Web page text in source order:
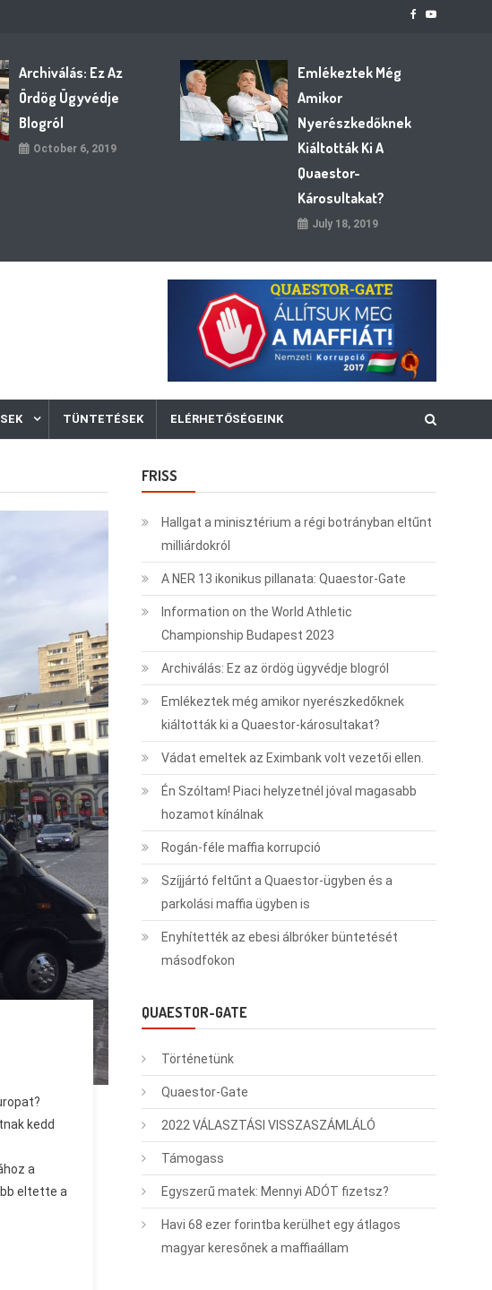
Archiválás: Ez Az
Ördög Ügyvédje
Blogról
October 6, 2019
Emlékeztek Még
Amikor
Nyerészkedőknek
Kiáltották Ki A
Quaestor-
Károsultakat?
July 18, 2019
TÜNTETÉSEK ELÉRHETŐSÉGEINK
kedd
a
eltette a
FRISS
Hallgat a minisztérium a régi botrányban eltűnt
milliárdokról
A NER 13 ikonikus pillanata: Quaestor-Gate
Information on the World Athletic
Championship Budapest 2023
Archiválás: Ez az ördög ügyvédje blogról
Emlékeztek még amikor nyerészkedőknek
kiáltották ki a Quaestor-károsultakat?
Vádat emeltek az Eximbank volt vezetői ellen.
Én Szóltam! Piaci helyzetnél jóval magasabb
hozamot kínálnak
Rogán-féle maffia korrupció
Szíjjártó feltűnt a Quaestor-ügyben és a
parkolási maffia ügyben is
Enyhítették az ebesi álbróker büntetését
másodfokon
QUAESTOR-GATE
Történetünk
Quaestor-Gate
2022 VÁLASZTÁSI VISSZASZÁMLÁLÓ
Támogass
Egyszerű matek: Mennyi ADÓT fizetsz?
Havi 68 ezer forintba kerülhet egy átlagos
magyar keresőnek a maffiaállam